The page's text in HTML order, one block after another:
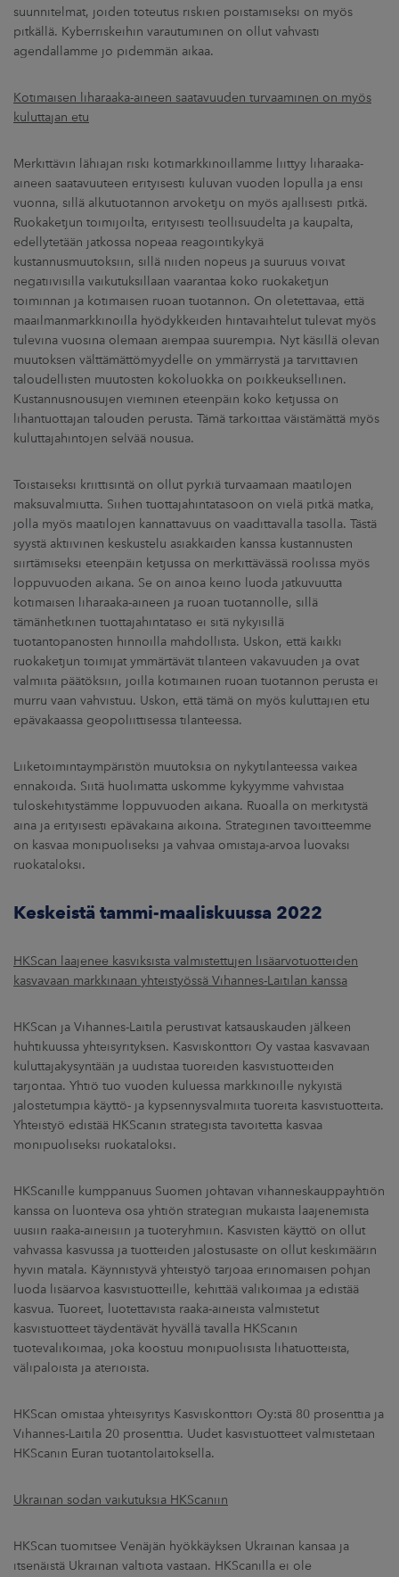
suunnitelmat, joiden toteutus riskien poistamiseksi on myös
pitkällä. Kyberriskeihin varautuminen on ollut vahvasti
agendallamme jo pidemmän aikaa.
Kotimaisen liharaaka-aineen saatavuuden turvaaminen on myös
kuluttajan etu
Merkittävin lähiajan riski kotimarkkinoillamme liittyy liharaaka-
aineen saatavuuteen erityisesti kuluvan vuoden lopulla ja ensi
vuonna, sillä alkutuotannon arvoketju on myös ajallisesti pitkä.
Ruokaketjun toimijoilta, erityisesti teollisuudelta ja kaupalta,
edellytetään jatkossa nopeaa reagointikykyä
kustannusmuutoksiin, sillä niiden nopeus ja suuruus voivat
negatiivisilla vaikutuksillaan vaarantaa koko ruokaketjun
toiminnan ja kotimaisen ruoan tuotannon. On oletettavaa, että
maailmanmarkkinoilla hyödykkeiden hintavaihtelut tulevat myös
tulevina vuosina olemaan aiempaa suurempia. Nyt käsillä olevan
muutoksen välttämättömyydelle on ymmärrystä ja tarvittavien
taloudellisten muutosten kokoluokka on poikkeuksellinen.
Kustannusnousujen vieminen eteenpäin koko ketjussa on
lihantuottajan talouden perusta. Tämä tarkoittaa väistämättä myös
kuluttajahintojen selvää nousua.
Toistaiseksi kriittisintä on ollut pyrkiä turvaamaan maatilojen
maksuvalmiutta. Siihen tuottajahintatasoon on vielä pitkä matka,
jolla myös maatilojen kannattavuus on vaadittavalla tasolla. Tästä
syystä aktiivinen keskustelu asiakkaiden kanssa kustannusten
siirtämiseksi eteenpäin ketjussa on merkittävässä roolissa myös
loppuvuoden aikana. Se on ainoa keino luoda jatkuvuutta
kotimaisen liharaaka-aineen ja ruoan tuotannolle, sillä
tämänhetkinen tuottajahintataso ei sitä nykyisillä
tuotantopanosten hinnoilla mahdollista. Uskon, että kaikki
ruokaketjun toimijat ymmärtävät tilanteen vakavuuden ja ovat
valmiita päätöksiin, joilla kotimainen ruoan tuotannon perusta ei
murru vaan vahvistuu. Uskon, että tämä on myös kuluttajien etu
epävakaassa geopoliittisessa tilanteessa.
Liiketoimintaympäristön muutoksia on nykytilanteessa vaikea
ennakoida. Siitä huolimatta uskomme kykyymme vahvistaa
tuloskehitystämme loppuvuoden aikana. Ruoalla on merkitystä
aina ja erityisesti epävakaina aikoina. Strateginen tavoitteemme
on kasvaa monipuoliseksi ja vahvaa omistaja-arvoa luovaksi
ruokataloksi.
Keskeistä tammi-maaliskuussa 2022
HKScan laajenee kasviksista valmistettujen lisäarvotuotteiden
kasvavaan markkinaan yhteistyössä Vihannes-Laitilan kanssa
HKScan ja Vihannes-Laitila perustivat katsauskauden jälkeen
huhtikuussa yhteisyrityksen. Kasviskonttori Oy vastaa kasvavaan
kuluttajakysyntään ja uudistaa tuoreiden kasvistuotteiden
tarjontaa. Yhtiö tuo vuoden kuluessa markkinoille nykyistä
jalostetumpia käyttö- ja kypsennysvalmiita tuoreita kasvistuotteita.
Yhteistyö edistää HKScanin strategista tavoitetta kasvaa
monipuoliseksi ruokataloksi.
HKScanille kumppanuus Suomen johtavan vihanneskauppayhtiön
kanssa on luonteva osa yhtiön strategian mukaista laajenemista
uusiin raaka-aineisiin ja tuoteryhmiin. Kasvisten käyttö on ollut
vahvassa kasvussa ja tuotteiden jalostusaste on ollut keskimäärin
hyvin matala. Käynnistyvä yhteistyö tarjoaa erinomaisen pohjan
luoda lisäarvoa kasvistuotteille, kehittää valikoimaa ja edistää
kasvua. Tuoreet, luotettavista raaka-aineista valmistetut
kasvistuotteet täydentävät hyvällä tavalla HKScanin
tuotevalikoimaa, joka koostuu monipuolisista lihatuotteista,
välipaloista ja aterioista.
HKScan omistaa yhteisyritys Kasviskonttori Oy:stä 80 prosenttia ja
Vihannes-Laitila 20 prosenttia. Uudet kasvistuotteet valmistetaan
HKScanin Euran tuotantolaitoksella.
Ukrainan sodan vaikutuksia HKScaniin
HKScan tuomitsee Venäjän hyökkäyksen Ukrainan kansaa ja
itsenäistä Ukrainan valtiota vastaan. HKScanilla ei ole